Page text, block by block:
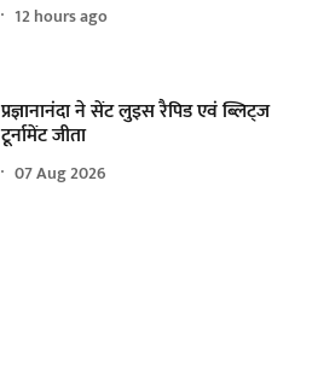
12 hours ago
प्रज्ञानानंदा ने सेंट लुइस रैपिड एवं ब्लिट्ज
टूर्नामेंट जीता
07 Aug 2026